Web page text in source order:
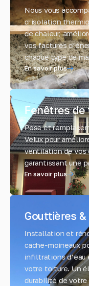
Nous vous
d’isolation
de chaleur,
vos factures
chaque type de
En savoir plus
Fenêtres de
Pose et
Velux pour
ventilation de vos
garantissant une
En savoir plus
Gouttières
Installation et
cache-moineaux
infiltrations
votre toiture. Un
durabilité de